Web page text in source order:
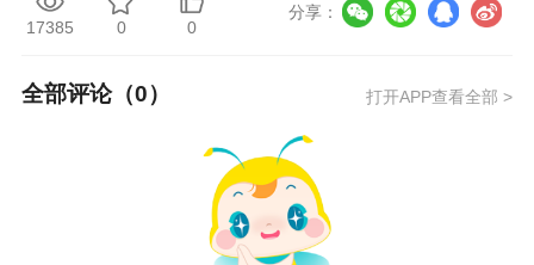
会，考试周期短。可选择使用中文考试。
中级与CMA考核内容相似之处
中级会计职称与CMA的考核内容有很多相似之
17385 0 0
分享：
全部评论（0） 打开APP查看全部 >